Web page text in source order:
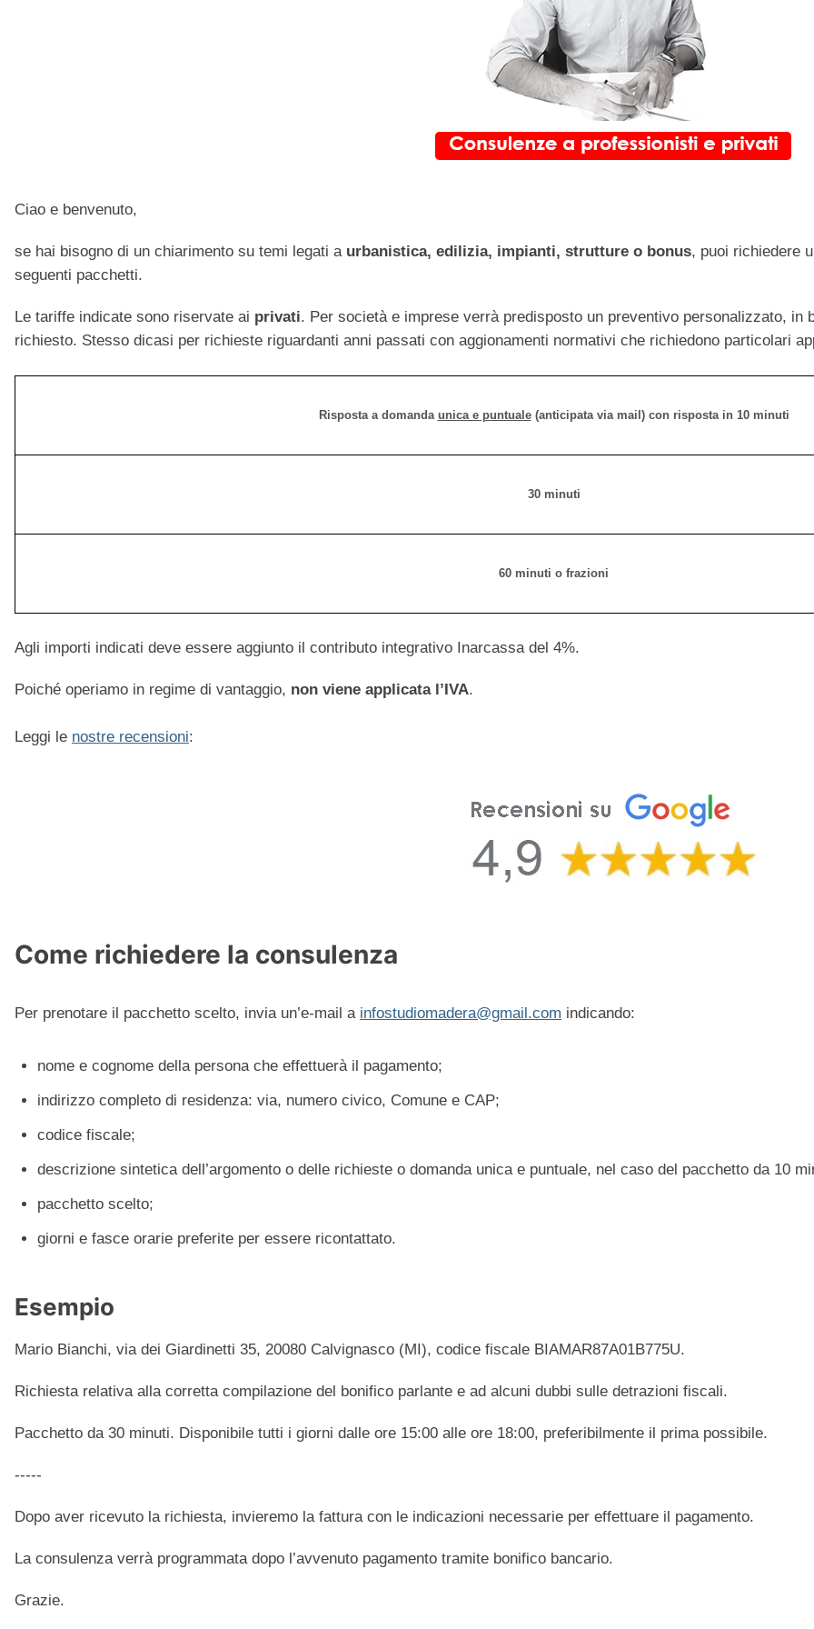
Ciao e benvenuto,
se hai bisogno di un chiarimento su temi legati a urbanistica, edilizia, impianti, strutture o bonus, puoi richiedere
seguenti pacchetti.
Le tariffe indicate sono riservate ai privati. Per società e imprese verrà predisposto un preventivo personalizzato, in
richiesto. Stesso dicasi per richieste riguardanti anni passati con aggionamenti normativi che richiedono particolari
Risposta a domanda unica e puntuale(anticipata via mail) con risposta in 10 minuti
30 minuti
60 minuti o frazioni
Agli importi indicati deve essere aggiunto il contributo integrativo Inarcassa del 4%.
Poiché operiamo in regime di vantaggio, non viene applicata l’IVA.
Leggi le nostre recensioni:
Come richiedere la consulenza
Per prenotare il pacchetto scelto, invia un’e-mail a infostudiomadera@gmail.com indicando:
nome e cognome della persona che effettuerà il pagamento;
indirizzo completo di residenza: via, numero civico, Comune e CAP;
codice fiscale;
descrizione sintetica dell’argomento o delle richieste o domanda unica e puntuale, nel caso del pacchetto da 10
pacchetto scelto;
giorni e fasce orarie preferite per essere ricontattato.
Esempio
Mario Bianchi, via dei Giardinetti 35, 20080 Calvignasco (MI), codice fiscale BIAMAR87A01B775U.
Richiesta relativa alla corretta compilazione del bonifico parlante e ad alcuni dubbi sulle detrazioni fiscali.
Pacchetto da 30 minuti. Disponibile tutti i giorni dalle ore 15:00 alle ore 18:00, preferibilmente il prima possibile.
-----
Dopo aver ricevuto la richiesta, invieremo la fattura con le indicazioni necessarie per effettuare il pagamento.
La consulenza verrà programmata dopo l’avvenuto pagamento tramite bonifico bancario.
Grazie.